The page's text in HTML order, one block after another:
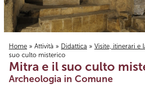
Tu sei qui
Home » Attività » Didattica » Visite, itinerari e
suo culto misterico
Mitra e il suo culto
Archeologia in Comune